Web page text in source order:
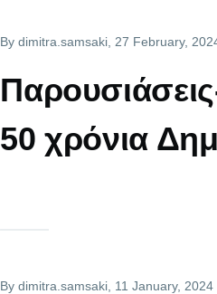
Bydimitra.samsaki , 27 February,
50 χρόνια
Bydimitra.samsaki , 11 January, 2024